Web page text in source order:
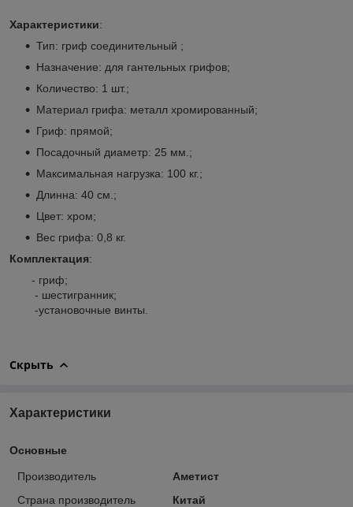
Характеристики:
Тип: гриф соединительный ;
Назначение: для гантельных грифов;
Количество: 1 шт.;
Материал грифа: металл хромированный;
Гриф: прямой;
Посадочный диаметр: 25 мм.;
Максимальная нагрузка: 100 кг.;
Длинна: 40 см.;
Цвет: хром;
Вес грифа: 0,8 кг.
Комплектация:
- гриф;
- шестигранник;
-установочные винты.
Скрыть
Характеристики
Основные
Производитель
Аметист
Страна производитель
Китай